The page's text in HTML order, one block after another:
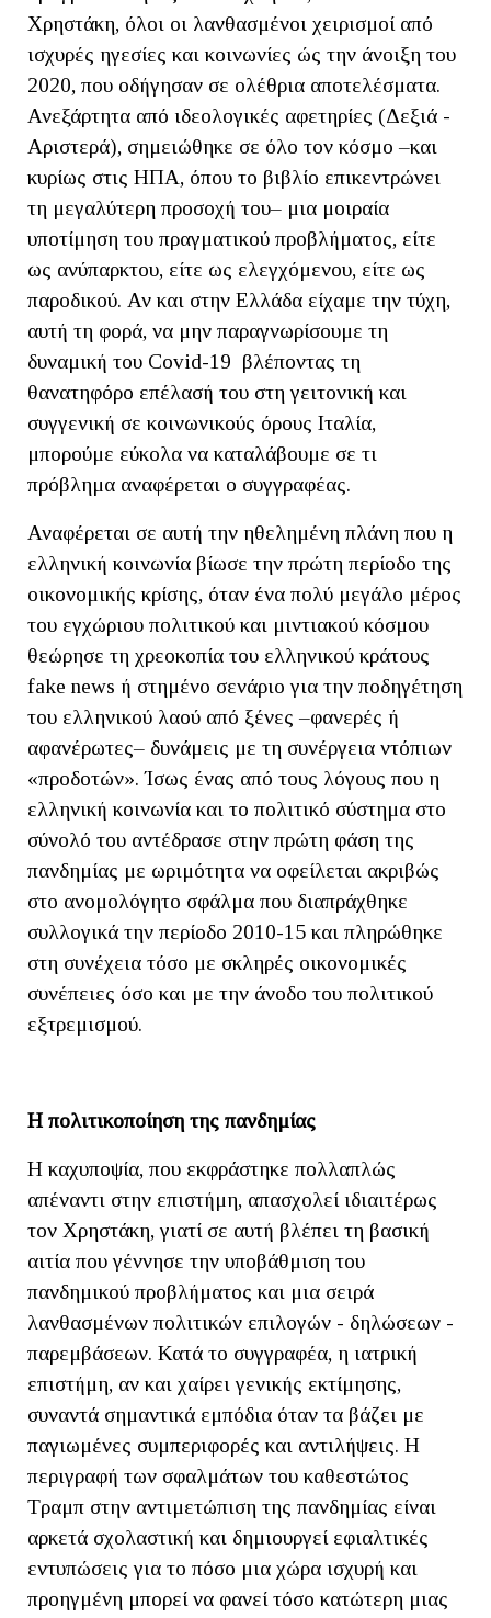
Χρηστάκη, όλοι οι λανθασμένοι χειρισμοί από
ισχυρές ηγεσίες και κοινωνίες ώς την άνοιξη του
2020, που οδήγησαν σε ολέθρια αποτελέσματα.
Ανεξάρτητα από ιδεολογικές αφετηρίες (Δεξιά -
Αριστερά), σημειώθηκε σε όλο τον κόσμο –και
κυρίως στις ΗΠΑ, όπου το βιβλίο επικεντρώνει
τη μεγαλύτερη προσοχή του– μια μοιραία
υποτίμηση του πραγματικού προβλήματος, είτε
ως ανύπαρκτου, είτε ως ελεγχόμενου, είτε ως
παροδικού. Αν και στην Ελλάδα είχαμε την τύχη,
αυτή τη φορά, να μην παραγνωρίσουμε τη
δυναμική του Covid-19 βλέποντας τη
θανατηφόρο επέλασή του στη γειτονική και
συγγενική σε κοινωνικούς όρους Ιταλία,
μπορούμε εύκολα να καταλάβουμε σε τι
πρόβλημα αναφέρεται ο συγγραφέας.
Αναφέρεται σε αυτή την ηθελημένη πλάνη που η
ελληνική κοινωνία βίωσε την πρώτη περίοδο της
οικονομικής κρίσης, όταν ένα πολύ μεγάλο μέρος
του εγχώριου πολιτικού και μιντιακού κόσμου
θεώρησε τη χρεοκοπία του ελληνικού κράτους
fake news ή στημένο σενάριο για την ποδηγέτηση
του ελληνικού λαού από ξένες –φανερές ή
αφανέρωτες– δυνάμεις με τη συνέργεια ντόπιων
«προδοτών». Ίσως ένας από τους λόγους που η
ελληνική κοινωνία και το πολιτικό σύστημα στο
σύνολό του αντέδρασε στην πρώτη φάση της
πανδημίας με ωριμότητα να οφείλεται ακριβώς
στο ανομολόγητο σφάλμα που διαπράχθηκε
συλλογικά την περίοδο 2010-15 και πληρώθηκε
στη συνέχεια τόσο με σκληρές οικονομικές
συνέπειες όσο και με την άνοδο του πολιτικού
εξτρεμισμού.
Η πολιτικοποίηση της πανδημίας
Η καχυποψία, που εκφράστηκε πολλαπλώς
απέναντι στην επιστήμη, απασχολεί ιδιαιτέρως
τον Χρηστάκη, γιατί σε αυτή βλέπει τη βασική
αιτία που γέννησε την υποβάθμιση του
πανδημικού προβλήματος και μια σειρά
λανθασμένων πολιτικών επιλογών - δηλώσεων -
παρεμβάσεων. Κατά το συγγραφέα, η ιατρική
επιστήμη, αν και χαίρει γενικής εκτίμησης,
συναντά σημαντικά εμπόδια όταν τα βάζει με
παγιωμένες συμπεριφορές και αντιλήψεις. Η
περιγραφή των σφαλμάτων του καθεστώτος
Τραμπ στην αντιμετώπιση της πανδημίας είναι
αρκετά σχολαστική και δημιουργεί εφιαλτικές
εντυπώσεις για το πόσο μια χώρα ισχυρή και
προηγμένη μπορεί να φανεί τόσο κατώτερη μιας